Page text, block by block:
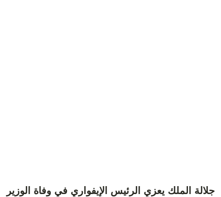
جلالة الملك يعزي الرئيس الإيفواري في وفاة الوزير